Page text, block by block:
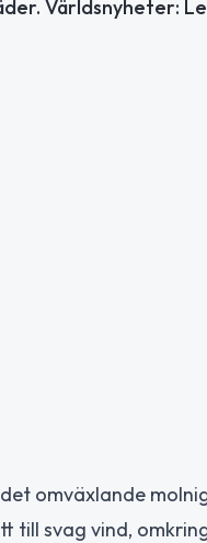
Världsnyheter:
omväxlande
till svag vind,